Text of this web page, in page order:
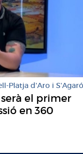
Platja d'Aro i S'Agaró
serà el primer
en 360